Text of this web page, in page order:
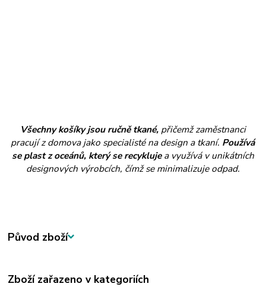
Všechny košíky jsou ručně tkané,přičemž zaměstnanci
pracují z domova jako specialisté na design a tkaní. Používá
se plast z oceánů, který se recyklujea využívá v unikátních
designových výrobcích, čímž se minimalizuje odpad.
Původ zboží
Zboží zařazeno v kategoriích